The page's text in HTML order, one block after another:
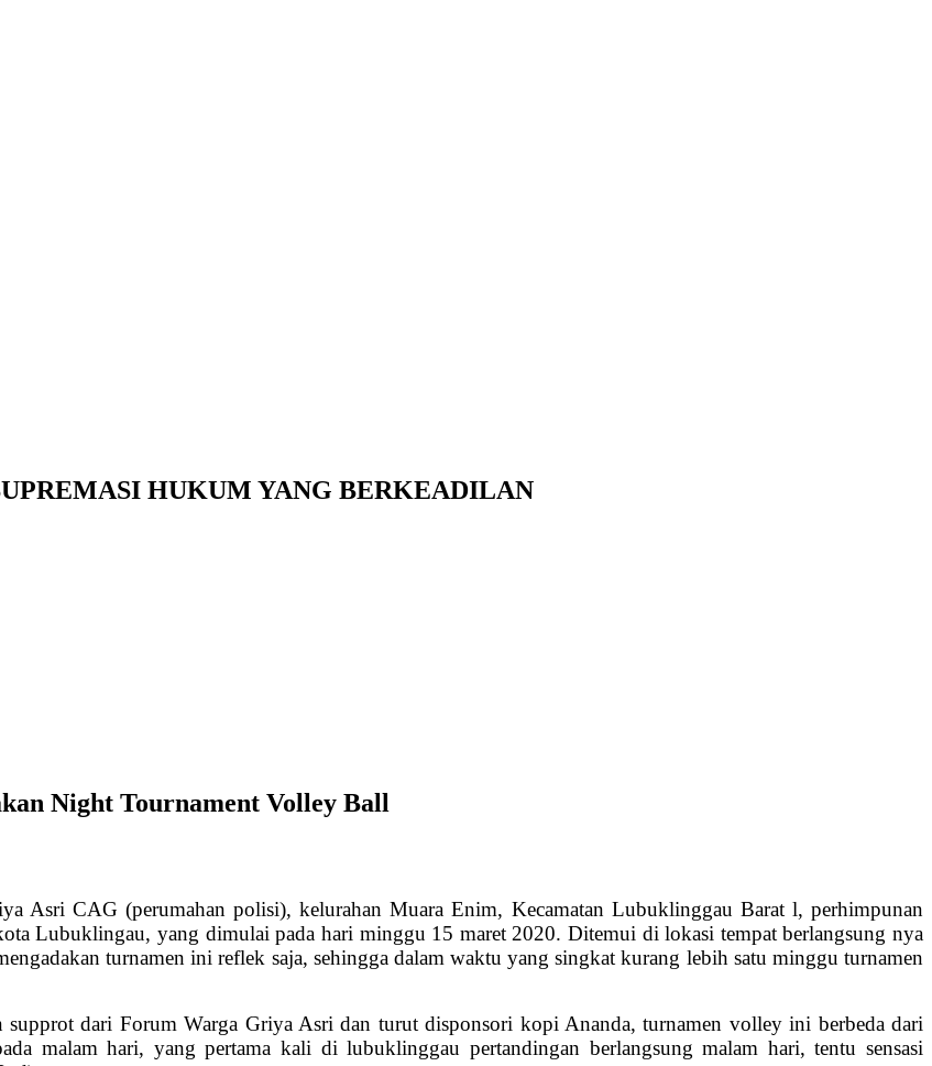
HUKUM YANG BERKEADILAN
Night Tournament Volley Ball
Asri CAG (perumahan polisi), kelurahan Muara Enim, Kecamatan Lubuklinggau Barat l, perhimpunan
Lubuklingau, yang dimulai pada hari minggu 15 maret 2020. Ditemui di lokasi tempat berlangsung nya
turnamen ini reflek saja, sehingga dalam waktu yang singkat kurang lebih satu minggu turnamen
dari Forum Warga Griya Asri dan turut disponsori kopi Ananda, turnamen volley ini berbeda dari
malam hari, yang pertama kali di lubuklinggau pertandingan berlangsung malam hari, tentu sensasi